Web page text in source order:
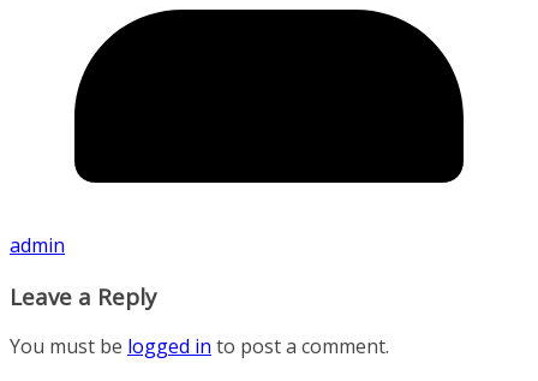
admin
Leave a Reply
You must be logged in to post a comment.